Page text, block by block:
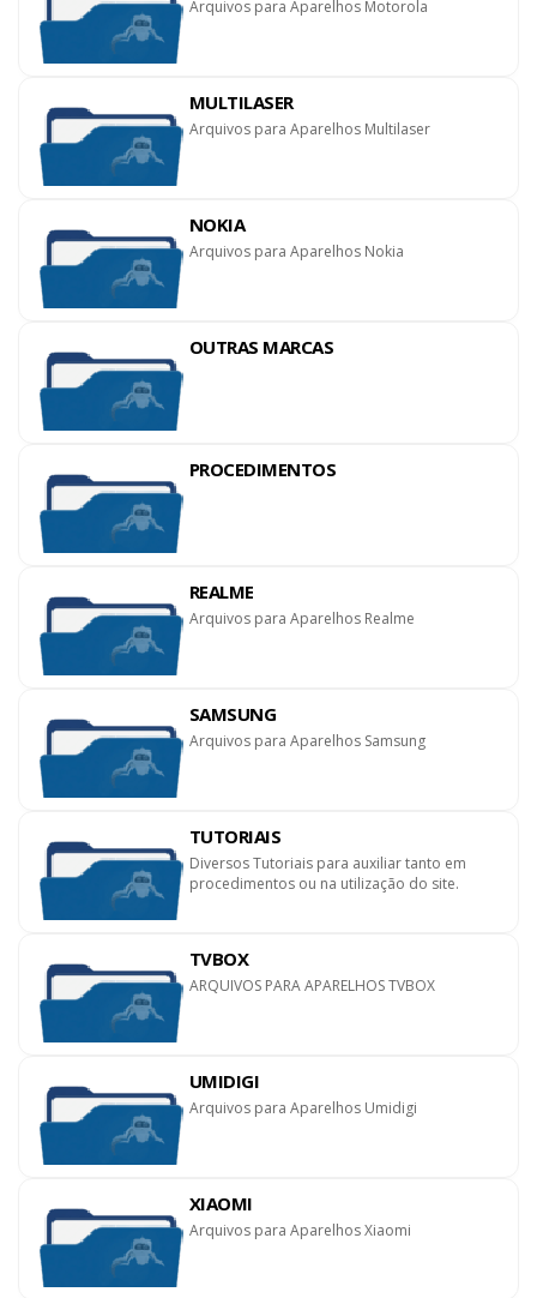
Arquivos para Aparelhos Motorola
MULTILASER
Arquivos para Aparelhos Multilaser
NOKIA
Arquivos para Aparelhos Nokia
OUTRAS MARCAS
PROCEDIMENTOS
REALME
Arquivos para Aparelhos Realme
SAMSUNG
Arquivos para Aparelhos Samsung
TUTORIAIS
Diversos Tutoriais para auxiliar tanto em
procedimentos ou na utilização do site.
TVBOX
ARQUIVOS PARA APARELHOS TVBOX
UMIDIGI
Arquivos para Aparelhos Umidigi
XIAOMI
Arquivos para Aparelhos Xiaomi